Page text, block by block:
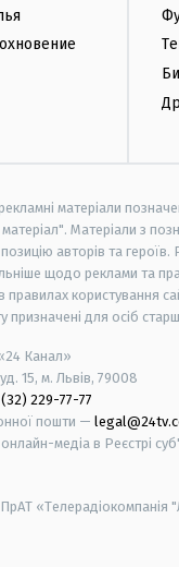
матеріали
Матеріали з
авторів та героїв.
щодо реклами та
правилах користування
призначені для осіб
Канал»
15, м. Львів, 79008
229-77-77
пошти —
медіа в Реєстрі
ПрАТ «Телерадіокомпанія